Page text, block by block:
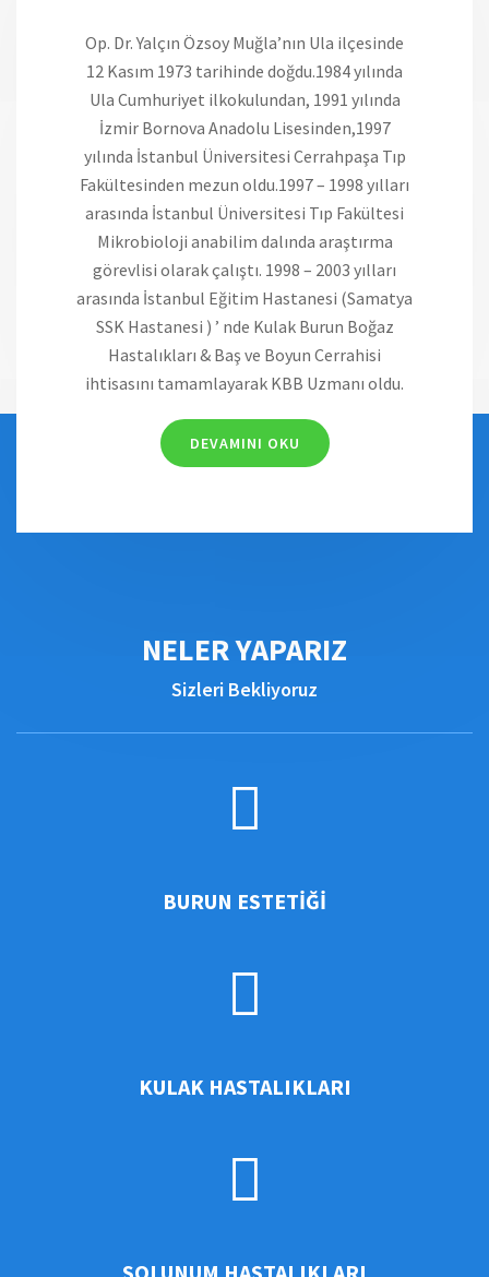
Op. Dr. Yalçın Özsoy Muğla’nın Ula ilçesinde
12 Kasım 1973 tarihinde doğdu.1984 yılında
Ula Cumhuriyet ilkokulundan, 1991 yılında
İzmir Bornova Anadolu Lisesinden,1997
yılında İstanbul Üniversitesi Cerrahpaşa Tıp
Fakültesinden mezun oldu.1997 – 1998 yılları
arasında İstanbul Üniversitesi Tıp Fakültesi
Mikrobioloji anabilim dalında araştırma
görevlisi olarak çalıştı. 1998 – 2003 yılları
arasında İstanbul Eğitim Hastanesi (Samatya
SSK Hastanesi ) ’ nde Kulak Burun Boğaz
Hastalıkları & Baş ve Boyun Cerrahisi
ihtisasını tamamlayarak KBB Uzmanı oldu.
DEVAMINI OKU
NELER YAPARIZ
Sizleri Bekliyoruz
BURUN ESTETIĞI
KULAK HASTALIKLARI